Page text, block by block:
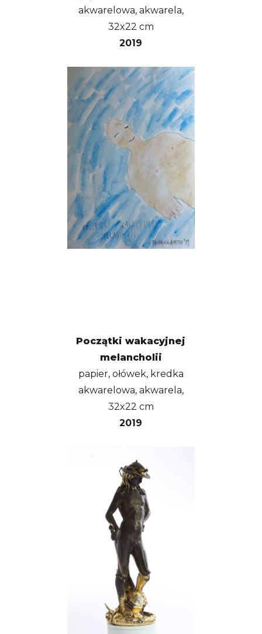
akwarelowa, akwarela,
32x22 cm
2019
Początki wakacyjnej
melancholii
papier, ołówek, kredka
akwarelowa, akwarela,
32x22 cm
2019